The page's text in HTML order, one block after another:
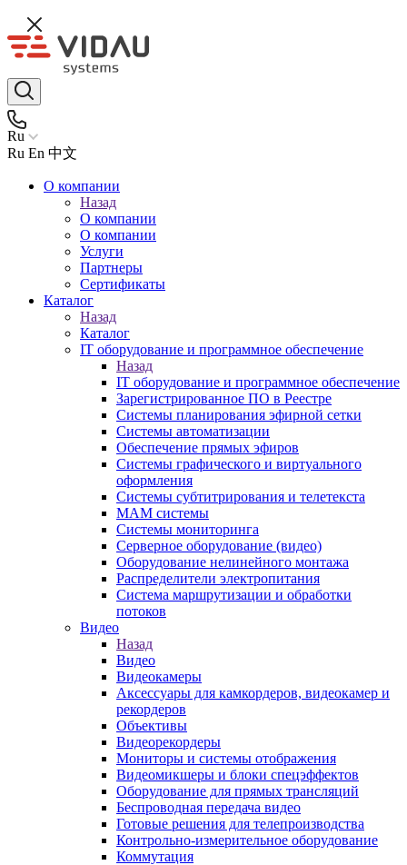
Ru
Ru En 中文
О компании
Назад
О компании
О компании
Услуги
Партнеры
Сертификаты
Каталог
Назад
Каталог
IT оборудование и программное обеспечение
Назад
IT оборудование и программное обеспечение
Зарегистрированное ПО в Реестре
Системы планирования эфирной сетки
Системы автоматизации
Обеспечение прямых эфиров
Системы графического и виртуального
оформления
Системы субтитрирования и телетекста
MAM системы
Системы мониторинга
Серверное оборудование (видео)
Оборудование нелинейного монтажа
Распределители электропитания
Система маршрутизации и обработки
потоков
Видео
Назад
Видео
Видеокамеры
Аксессуары для камкордеров, видеокамер и
рекордеров
Объективы
Видеорекордеры
Мониторы и системы отображения
Видеомикшеры и блоки спецэффектов
Оборудование для прямых трансляций
Беспроводная передача видео
Готовые решения для телепроизводства
Контрольно-измерительное оборудование
Коммутация